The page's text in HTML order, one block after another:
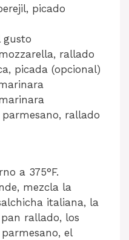
picado
gusto
rallado
picada (opcional)
rallado
a 375°F.
mezcla la
italiana, la
rallado, los
el